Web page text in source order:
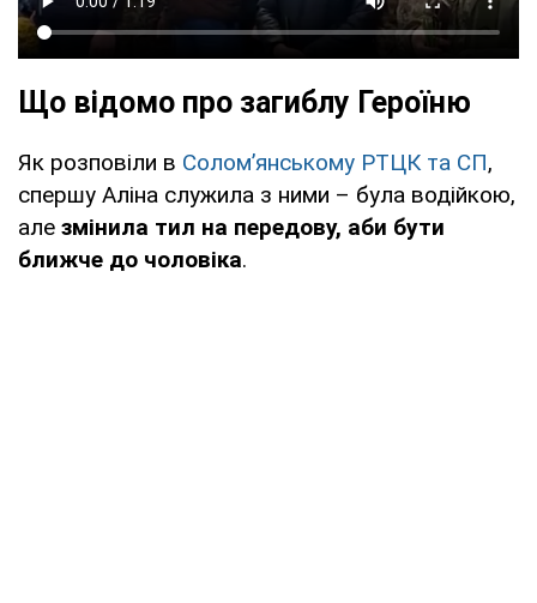
Що відомо про загиблу Героїню
Як розповіли в Соломʼянському РТЦК та СП,
спершу Аліна служила з ними – була водійкою,
але змінила тил на передову, аби бути
ближче до чоловіка.